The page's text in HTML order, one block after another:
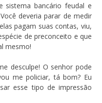
sistema bancário feudal e
deveria parar de medir
pagam suas contas, viu,
de preconceito e que
mesmo!
desculpe! O senhor pode
me policiar, tá bom? Eu
esse tipo de impressão